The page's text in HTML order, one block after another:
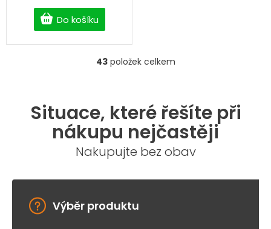
Do košíku
O
d
a
c
í
p
v
y
43položek celkem
Situace, které řešíte při
nákupu nejčastěji
Nakupujte bez obav
Výběr produktu